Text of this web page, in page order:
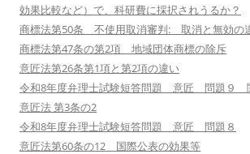
効果比較など）で、科研費に採択されうるか？
商標法第50条 不使用取消審判: 取消と無効の
商標法第47条の第2項 地域団体商標の除斥
意匠法第26条第1項と第2項の違い
令和8年度弁理士試験短答問題 意匠 問題９
意匠法 第3条の2
令和8年度弁理士試験短答問題 意匠 問題８
意匠法第60条の12 国際公表の効果等